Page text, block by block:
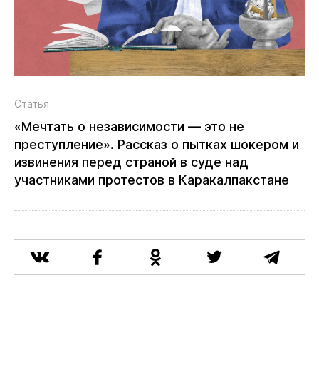
Статья
«Мечтать о независимости — это не
преступление». Рассказ о пытках шокером и
извинения перед страной в суде над
участниками протестов в Каракалпакстане